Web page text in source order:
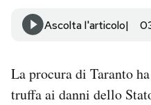
CALENDARIO
Area Personale
Ascolta l'articolo
La procura di Taranto
truffa ai danni dello